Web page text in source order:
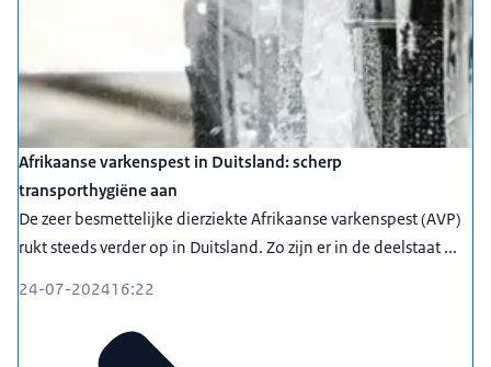
Afrikaanse varkenspest in Duitsland: scherp
transporthygiëne aan
De zeer besmettelijke dierziekte Afrikaanse varkenspest (AVP)
rukt steeds verder op in Duitsland. Zo zijn er in de deelstaat ...
24-07-202416:22